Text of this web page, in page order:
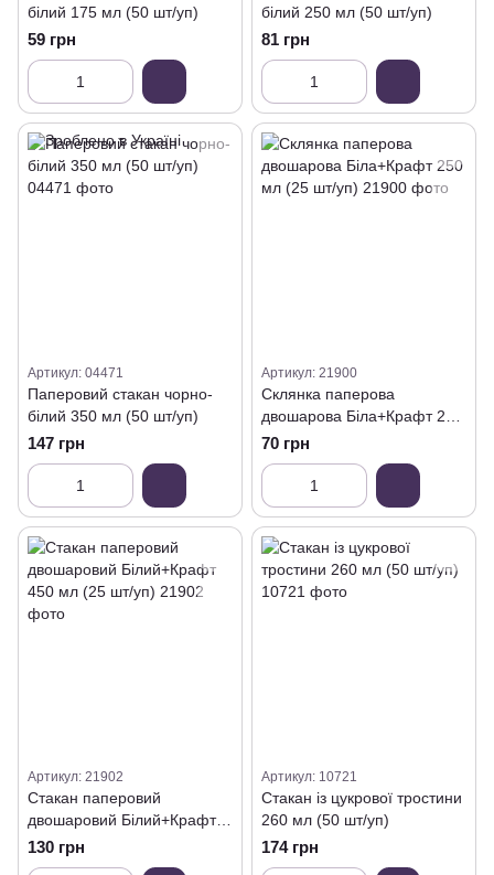
білий 175 мл (50 шт/уп)
59 грн
білий 250 мл (50 шт/уп)
81 грн
Артикул: 04471
Паперовий стакан чорно-
білий 350 мл (50 шт/уп)
147 грн
Артикул: 21900
Склянка паперова
двошарова Біла+Крафт 250
мл (25 шт/уп)
70 грн
Артикул: 21902
Стакан паперовий
двошаровий Білий+Крафт
450 мл (25 шт/уп)
130 грн
Артикул: 10721
Стакан із цукрової тростини
260 мл (50 шт/уп)
174 грн